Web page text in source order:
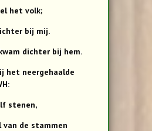
het volk;
bij mij.
dichter bij hem.
het neergehaalde
stenen,
de stammen